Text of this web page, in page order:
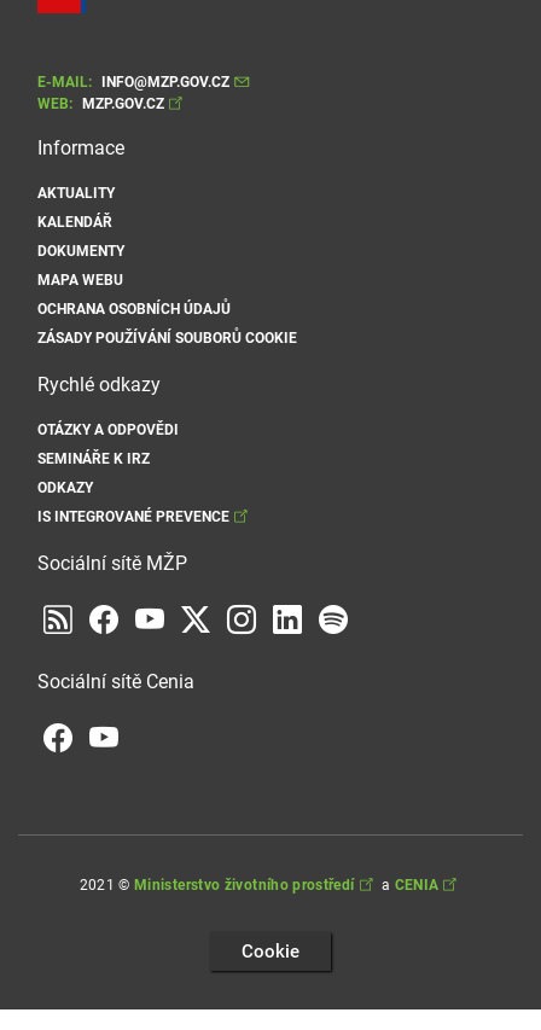
E-MAIL:
INFO@MZP.GOV.CZ
WEB:
MZP.GOV.CZ
Informace
AKTUALITY
KALENDÁŘ
DOKUMENTY
MAPA WEBU
OCHRANA OSOBNÍCH ÚDAJŮ
ZÁSADY POUŽÍVÁNÍ SOUBORŮ COOKIE
Rychlé odkazy
OTÁZKY A ODPOVĚDI
SEMINÁŘE K IRZ
ODKAZY
IS INTEGROVANÉ PREVENCE
Sociální sítě MŽP
Sociální sítě Cenia
2021 © Ministerstvo životního prostředí a CENIA
Cookie